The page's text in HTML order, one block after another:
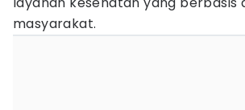
masyarakat.